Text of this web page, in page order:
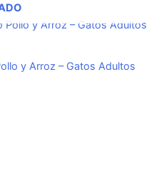
y Arroz – Gatos Adultos